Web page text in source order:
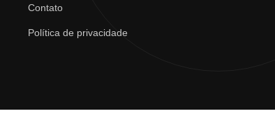
Contato
Política de privacidade